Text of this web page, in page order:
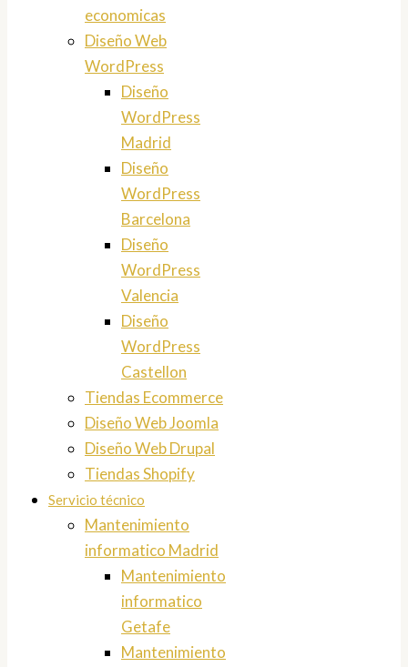
economicas
Diseño Web
WordPress
Diseño
WordPress
Madrid
Diseño
WordPress
Barcelona
Diseño
WordPress
Valencia
Diseño
WordPress
Castellon
Tiendas Ecommerce
Diseño Web Joomla
Diseño Web Drupal
Tiendas Shopify
Servicio técnico
Mantenimiento
informatico Madrid
Mantenimiento
informatico
Getafe
Mantenimiento